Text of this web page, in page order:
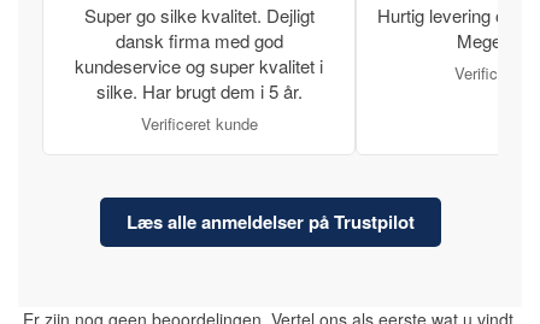
Super go silke kvalitet. Dejligt
dansk firma med god
kundeservice og super kvalitet i
silke. Har brugt dem i 5 år.
Verificeret kunde
Hurtig levering og
Meget
Verificeret
Læs alle anmeldelser på Trustpilot
Er zijn nog geen beoordelingen. Vertel ons als eerste wat u vindt.